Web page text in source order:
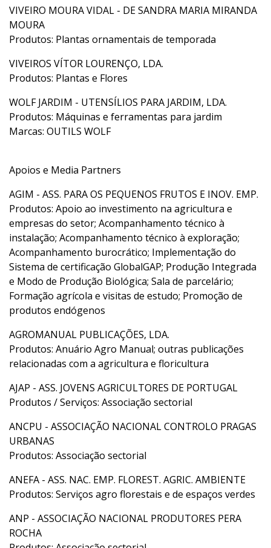
VIVEIRO MOURA VIDAL - DE SANDRA MARIA MIRANDA
MOURA
Produtos: Plantas ornamentais de temporada
VIVEIROS VÍTOR LOURENÇO, LDA.
Produtos: Plantas e Flores
WOLF JARDIM - UTENSÍLIOS PARA JARDIM, LDA.
Produtos: Máquinas e ferramentas para jardim
Marcas: OUTILS WOLF
Apoios e Media Partners
AGIM - ASS. PARA OS PEQUENOS FRUTOS E INOV. EMP.
Produtos: Apoio ao investimento na agricultura e
empresas do setor; Acompanhamento técnico à
instalação; Acompanhamento técnico à exploração;
Acompanhamento burocrático; Implementação do
Sistema de certificação GlobalGAP; Produção Integrada
e Modo de Produção Biológica; Sala de parcelário;
Formação agrícola e visitas de estudo; Promoção de
produtos endógenos
AGROMANUAL PUBLICAÇÕES, LDA.
Produtos: Anuário Agro Manual; outras publicações
relacionadas com a agricultura e floricultura
AJAP - ASS. JOVENS AGRICULTORES DE PORTUGAL
Produtos / Serviços: Associação sectorial
ANCPU - ASSOCIAÇÃO NACIONAL CONTROLO PRAGAS
URBANAS
Produtos: Associação sectorial
ANEFA - ASS. NAC. EMP. FLOREST. AGRIC. AMBIENTE
Produtos: Serviços agro florestais e de espaços verdes
ANP - ASSOCIAÇÃO NACIONAL PRODUTORES PERA
ROCHA